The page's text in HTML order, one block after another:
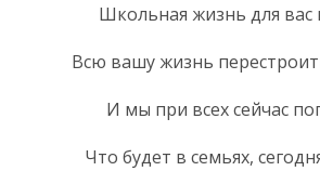
Школьная жизнь для вас
Всю вашу жизнь
И мы при всех сейчас
Что будет в семьях,